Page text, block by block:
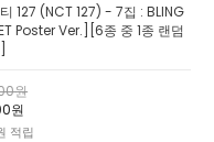
127 (NCT 127) - 7집 : BLING
Poster Ver.][6종 중 1종 랜덤
원
원
적립